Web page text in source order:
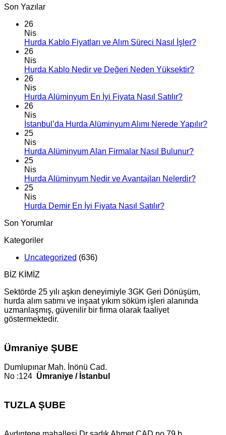
Son Yazılar
26
Nis
Hurda Kablo Fiyatları ve Alım Süreci Nasıl İşler?
26
Nis
Hurda Kablo Nedir ve Değeri Neden Yüksektir?
26
Nis
Hurda Alüminyum En İyi Fiyata Nasıl Satılır?
26
Nis
İstanbul’da Hurda Alüminyum Alımı Nerede Yapılır?
25
Nis
Hurda Alüminyum Alan Firmalar Nasıl Bulunur?
25
Nis
Hurda Alüminyum Nedir ve Avantajları Nelerdir?
25
Nis
Hurda Demir En İyi Fiyata Nasıl Satılır?
Son Yorumlar
Kategoriler
Uncategorized (636)
BİZ KİMİZ
Sektörde 25 yılı aşkın deneyimiyle 3GK Geri Dönüşüm,
hurda alım satımı ve inşaat yıkım söküm işleri alanında
uzmanlaşmış, güvenilir bir firma olarak faaliyet
göstermektedir.
Ümraniye ŞUBE
Dumlupınar Mah. İnönü Cad.
No :124 Ümraniye / İstanbul
TUZLA ŞUBE